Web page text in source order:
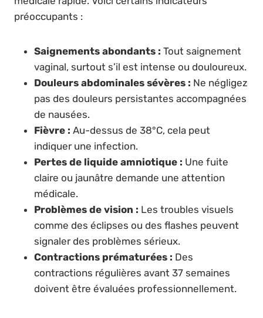
préoccupants :
Saignements abondants : Tout saignement
vaginal, surtout s’il est intense ou douloureux.
Douleurs abdominales sévères : Ne négligez
pas des douleurs persistantes accompagnées
de nausées.
Fièvre : Au-dessus de 38°C, cela peut
indiquer une infection.
Pertes de liquide amniotique : Une fuite
claire ou jaunâtre demande une attention
médicale.
Problèmes de vision : Les troubles visuels
comme des éclipses ou des flashes peuvent
signaler des problèmes sérieux.
Contractions prématurées : Des
contractions régulières avant 37 semaines
doivent être évaluées professionnellement.